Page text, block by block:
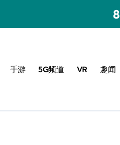
8
手游 5G频道 VR 趣闻